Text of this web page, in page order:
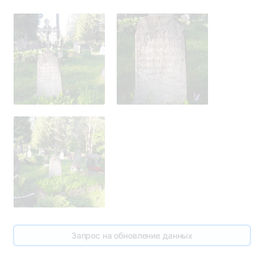
Запрос на обновление данных
275